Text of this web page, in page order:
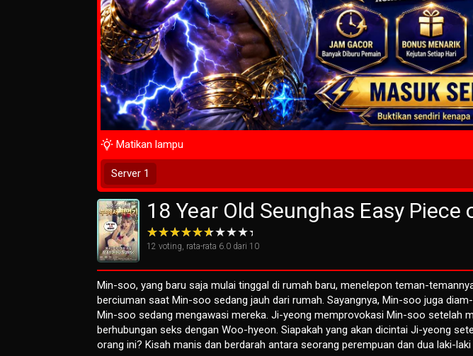
Tunggu 2 Detik
Matikan lampu
Server 1
18 Year Old Seunghas Easy Piece
12 voting, rata-rata 6.0 dari 10
Min-soo, yang baru saja mulai tinggal di rumah baru, menelepon teman-
berciuman saat Min-soo sedang jauh dari rumah. Sayangnya, Min-soo juga
Min-soo sedang mengawasi mereka. Ji-yeong memprovokasi Min-soo setelah
berhubungan seks dengan Woo-hyeon. Siapakah yang akan dicintai Ji-yeong
orang ini? Kisah manis dan berdarah antara seorang perempuan dan dua laki-